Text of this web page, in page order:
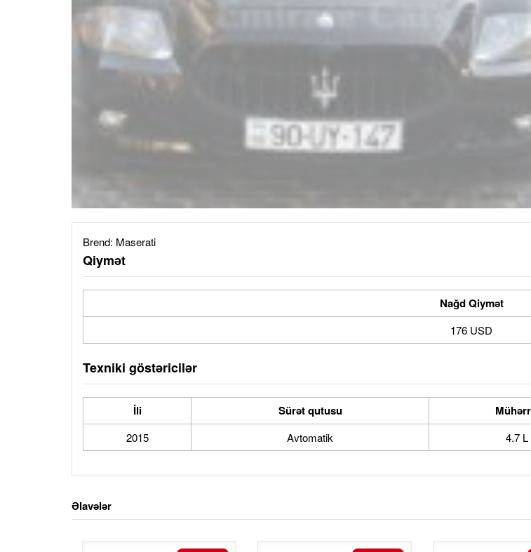
Brend: Maserati
Qiymət
Nağd Qiymət
176 USD
Texniki göstəricilər
İli Sürət qutusu
2015 Avtomatik 4.7 L
Əlavələr